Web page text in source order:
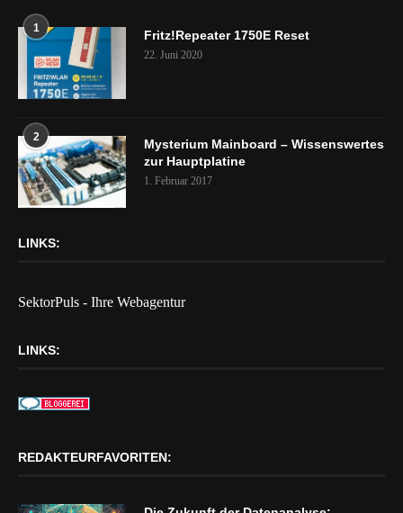
1 Fritz!Repeater 1750E Reset
22. Juni 2020
2
Mysterium Mainboard – Wissenswertes
zur Hauptplatine
1. Februar 2017
LINKS:
SektorPuls - Ihre Webagentur
LINKS:
REDAKTEURFAVORITEN: